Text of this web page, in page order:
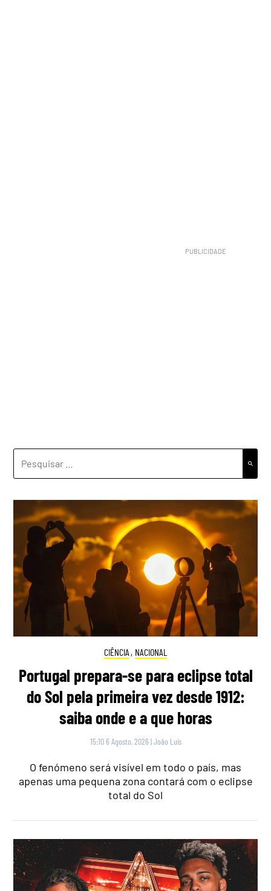
POR:
CIÊNCIA , NACIONAL
Portugal prepara-se para eclipse total
do Sol pela primeira vez desde 1912:
saiba onde e a que horas
15:10 6 Agosto, 2026 |João Luís
O fenómeno será visível em todo o país, mas
apenas uma pequena zona contará com o eclipse
total do Sol